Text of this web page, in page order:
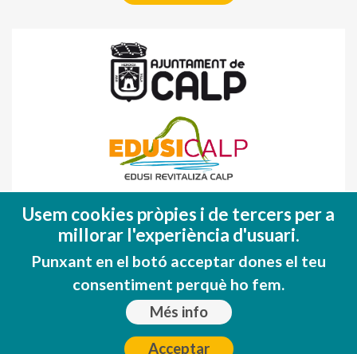
(FEDER)
Una manera de hacer EUROPA
Usem cookies pròpies i de tercers per a
millorar l'experiència d'usuari.
Punxant en el botó acceptar dones el teu
consentiment perquè ho fem.
Més info
Acceptar